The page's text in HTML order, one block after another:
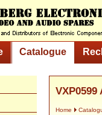
Catalogue
VXP0599
Home